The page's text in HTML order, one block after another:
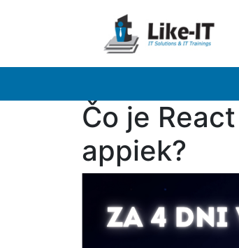
Čo je
appiek?